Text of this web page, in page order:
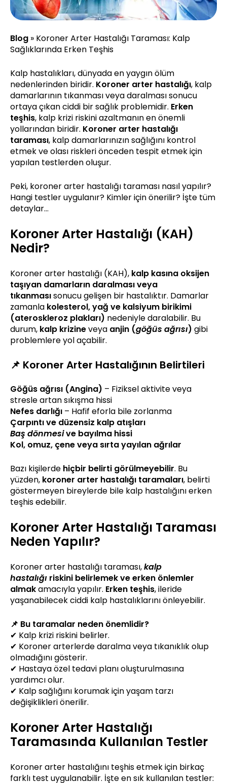
Blog » Koroner Arter Hastalığı Taraması: Kalp
Sağlıklarında Erken Teşhis
Kalp hastalıkları, dünyada en yaygın ölüm
nedenlerinden biridir. Koroner arter hastalığı, kalp
damarlarının tıkanması veya daralması sonucu
ortaya çıkan ciddi bir sağlık problemidir. Erken
teşhis, kalp krizi riskini azaltmanın en önemli
yollarından biridir. Koroner arter hastalığı
taraması, kalp damarlarınızın sağlığını kontrol
etmek ve olası riskleri önceden tespit etmek için
yapılan testlerden oluşur.
Peki, koroner arter hastalığı taraması nasıl yapılır?
Hangi testler uygulanır? Kimler için önerilir? İşte tüm
detaylar…
Koroner Arter Hastalığı (KAH)
Nedir?
Koroner arter hastalığı (KAH), kalp kasına oksijen
taşıyan damarların daralması veya
tıkanmasısonucu gelişen bir hastalıktır. Damarlar
zamanla kolesterol, yağ ve kalsiyum birikimi
(ateroskleroz plakları) nedeniyle daralabilir. Bu
durum, kalp krizineveya anjin (göğüs ağrısı) gibi
problemlere yol açabilir.
📌 Koroner Arter Hastalığının Belirtileri
Göğüs ağrısı (Angina) – Fiziksel aktivite veya
stresle artan sıkışma hissi
Nefes darlığı – Hafif eforla bile zorlanma
Çarpıntı ve düzensiz kalp atışları
Baş dönmesive bayılma hissi
Kol, omuz, çene veya sırta yayılan ağrılar
Bazı kişilerde hiçbir belirti görülmeyebilir. Bu
yüzden, koroner arter hastalığı taramaları, belirti
göstermeyen bireylerde bile kalp hastalığını erken
teşhis edebilir.
Koroner Arter Hastalığı Taraması
Neden Yapılır?
Koroner arter hastalığı taraması,kalp
hastalığı riskini belirlemek ve erken önlemler
almakamacıyla yapılır. Erken teşhis, ileride
yaşanabilecek ciddi kalp hastalıklarını önleyebilir.
📌 Bu taramalar neden önemlidir?
✔ Kalp krizi riskini belirler.
✔ Koroner arterlerde daralma veya tıkanıklık olup
olmadığını gösterir.
✔ Hastaya özel tedavi planı oluşturulmasına
yardımcı olur.
✔ Kalp sağlığını korumak için yaşam tarzı
değişiklikleri önerilir.
Koroner Arter Hastalığı
Taramasında Kullanılan Testler
Koroner arter hastalığını teşhis etmek için birkaç
farklı test uygulanabilir. İşte en sık kullanılan testler: